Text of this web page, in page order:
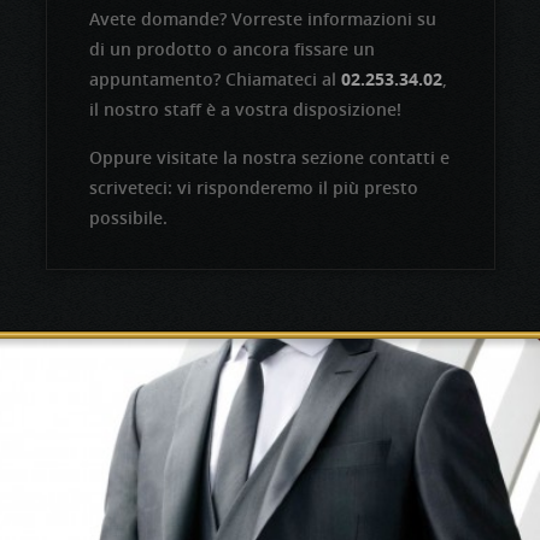
Avete domande? Vorreste informazioni su
di un prodotto o ancora fissare un
appuntamento? Chiamateci al 02.253.34.02,
il nostro staff è a vostra disposizione!
Oppure visitate la nostra sezione contatti e
scriveteci: vi risponderemo il più presto
possibile.